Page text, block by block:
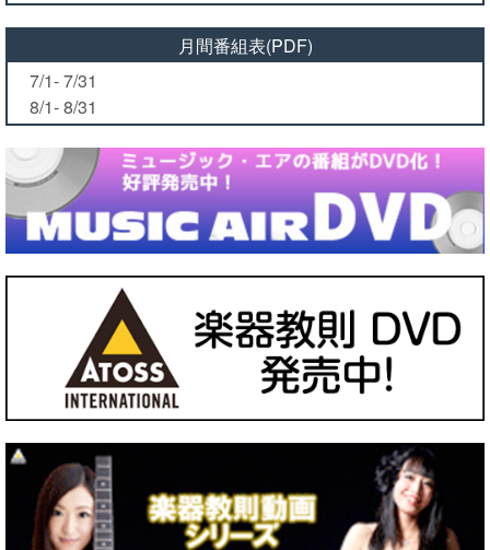
月間番組表(PDF)
7/1- 7/31
8/1- 8/31